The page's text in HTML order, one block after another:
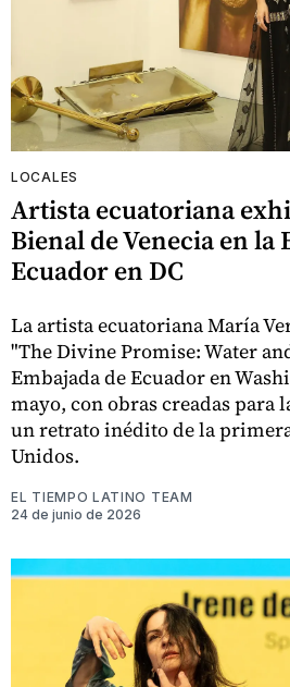
LOCALES
Artista ecuatoriana
Bienal de Venecia en la
Ecuador en DC
La artista ecuatoriana María
"The Divine Promise: Water
Embajada de Ecuador en
mayo, con obras creadas para
un retrato inédito de la
Unidos.
EL TIEMPO LATINO TEAM
24 de junio de 2026